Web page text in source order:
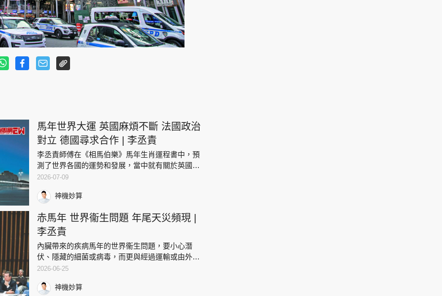
馬年世界大運 英國麻煩不斷 法國政治
對立 德國尋求合作 | 李丞責
李丞責師傅在《相馬伯樂》馬年生肖運程書中，預
測了世界各國的運勢和發展，當中就有關於英國、
法國及德國的不同預測。英國 難以撲救的火頭李丞
亦可指怒火；旅，可指旅
2026-07-09
神機妙算
赤馬年 世界衞生問題 年尾天災頻現 |
李丞責
內臟帶來的疾病馬年的世界衞生問題，要小心潛
伏、隱藏的細菌或病毒，而更與經過運輸或由外而
來的肉食有關，各方宜多作提防和加強相應措。
材，甚至在其解凍過程也有機會發
2026-06-25
神機妙算